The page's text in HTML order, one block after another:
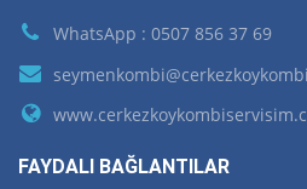
WhatsApp : 0507 856 37 69
FAYDALI BAĞLANTILAR